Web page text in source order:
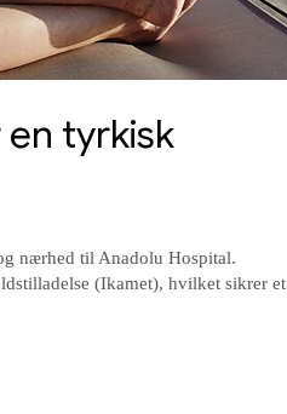
tyrkisk
nærhed til Anadolu Hospital.
(Ikamet), hvilket sikrer et